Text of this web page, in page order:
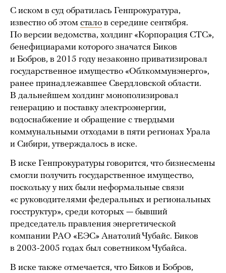
С иском в суд обратилась Генпрокуратура,
известно об этом стало в середине сентября.
По версии ведомства, холдинг «Корпорация СТС»,
бенефициарами которого значатся Биков
и Бобров, в 2015 году незаконно приватизировал
государственное имущество «Облкоммунэнерго»,
ранее принадлежавшее Свердловской области.
В дальнейшем холдинг монополизировал
генерацию и поставку электроэнергии,
водоснабжение и обращение с твердыми
коммунальными отходами в пяти регионах Урала
и Сибири, утверждалось в иске.
В иске Генпрокуратуры говорится, что бизнесмены
смогли получить государственное имущество,
поскольку у них были неформальные связи
«с руководителями федеральных и региональных
госструктур», среди которых — бывший
председатель правления энергетической
компании РАО «ЕЭС» Анатолий Чубайс. Биков
в 2003-2005 годах был советником Чубайса.
В иске также отмечается, что Биков и Бобров,